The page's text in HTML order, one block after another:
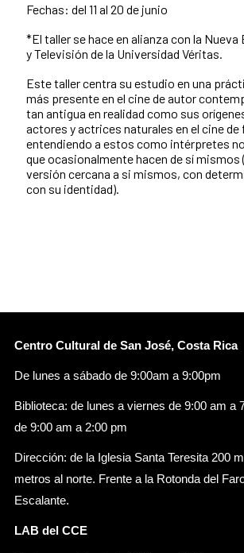
Fechas: del 11 al 20 de junio
*El taller se hace en alianza con la Nueva
y Televisión de la Universidad Véritas.
Este taller centra su estudio en una
más presente en el cine de autor
tan antigua en realidad como sus
actores y actrices naturales en el cine
entendiendo a estos como intérpretes
que ocasionalmente hacen de sí mismos
versión cercana a si mismos, con
con su identidad).
Centro Cultural de San José, Costa Rica
De lunes a sábado de 9:00am a 9:00pm
Biblioteca: de lunes a viernes de 9:00 am a
de 9:00 am a 2:00 pm
Dirección: de la Iglesia Santa Teresita 200
metros al norte. Frente a la Rotonda del
Escalante.
LAB del CCE